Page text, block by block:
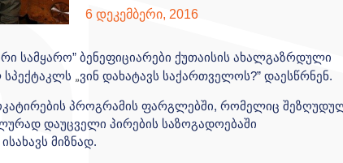
6 დეკემბერი, 2016
სამყარო” ბენეფიციარები ქუთაისის ახალგაზრდული
„ვინ დახატავს საქართველოს?” დაესწრნენ.
პროგრამის ფარგლებში, რომელიც
დაუცველი პირების საზოგადოებაში
მიზნად.